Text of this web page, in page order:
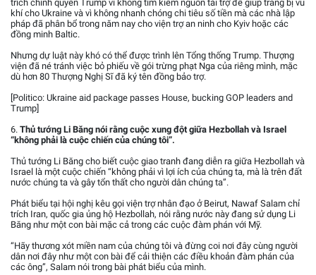
trích chính quyền Trump vì không tìm kiếm nguồn tài trợ để giúp trang bị vũ
khí cho Ukraine và vì không nhanh chóng chi tiêu số tiền mà các nhà lập
pháp đã phân bổ trong năm nay cho viện trợ an ninh cho Kyiv hoặc các
đồng minh Baltic.
Nhưng dự luật này khó có thể được trình lên Tổng thống Trump. Thượng
viện đã né tránh việc bỏ phiếu về gói trừng phạt Nga của riêng mình, mặc
dù hơn 80 Thượng Nghị Sĩ đã ký tên đồng bảo trợ.
[Politico: Ukraine aid package passes House, bucking GOP leaders and
Trump]
6. Thủ tướng Li Băng nói rằng cuộc xung đột giữa Hezbollah và Israel
“không phải là cuộc chiến của chúng tôi”.
Thủ tướng Li Băng cho biết cuộc giao tranh đang diễn ra giữa Hezbollah và
Israel là một cuộc chiến “không phải vì lợi ích của chúng ta, mà là trên đất
nước chúng ta và gây tổn thất cho người dân chúng ta”.
Phát biểu tại hội nghị kêu gọi viện trợ nhân đạo ở Beirut, Nawaf Salam chỉ
trích Iran, quốc gia ủng hộ Hezbollah, nói rằng nước này đang sử dụng Li
Băng như một con bài mặc cả trong các cuộc đàm phán với Mỹ.
“Hãy thương xót miền nam của chúng tôi và đừng coi nơi đây cùng người
dân nơi đây như một con bài để cải thiện các điều khoản đàm phán của
các ông”, Salam nói trong bài phát biểu của mình.